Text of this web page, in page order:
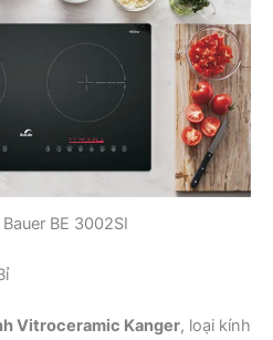
BE 3002SI
Vitroceramic Kanger, loại kính